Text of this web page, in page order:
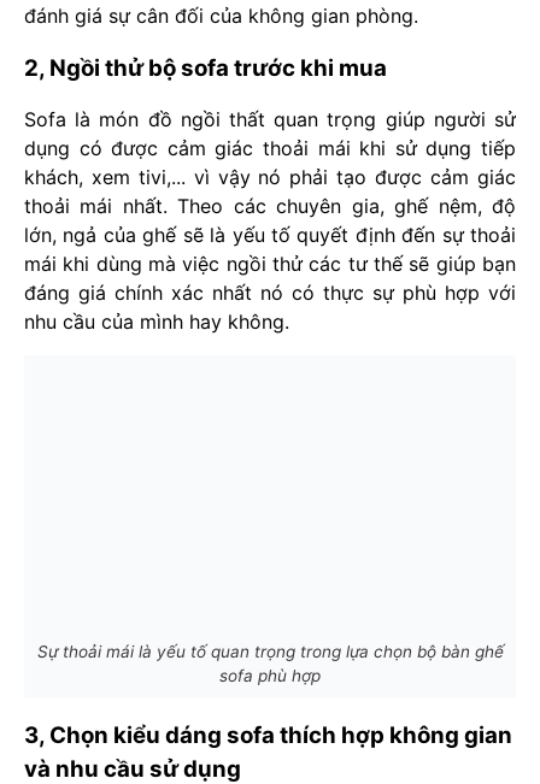
đánh giá sự cân đối của không gian phòng.
2, Ngồi thử bộ sofa trước khi mua
Sofa là món đồ ngồi thất quan trọng giúp người sử
dụng có được cảm giác thoải mái khi sử dụng tiếp
khách, xem tivi,... vì vậy nó phải tạo được cảm giác
thoải mái nhất. Theo các chuyên gia, ghế nệm, độ
lớn, ngả của ghế sẽ là yếu tố quyết định đến sự thoải
mái khi dùng mà việc ngồi thử các tư thế sẽ giúp bạn
đáng giá chính xác nhất nó có thực sự phù hợp với
nhu cầu của mình hay không.
Sự thoải mái là yếu tố quan trọng trong lựa chọn bộ bàn ghế
sofa phù hợp
3, Chọn kiểu dáng sofa thích hợp không gian
và nhu cầu sử dụng